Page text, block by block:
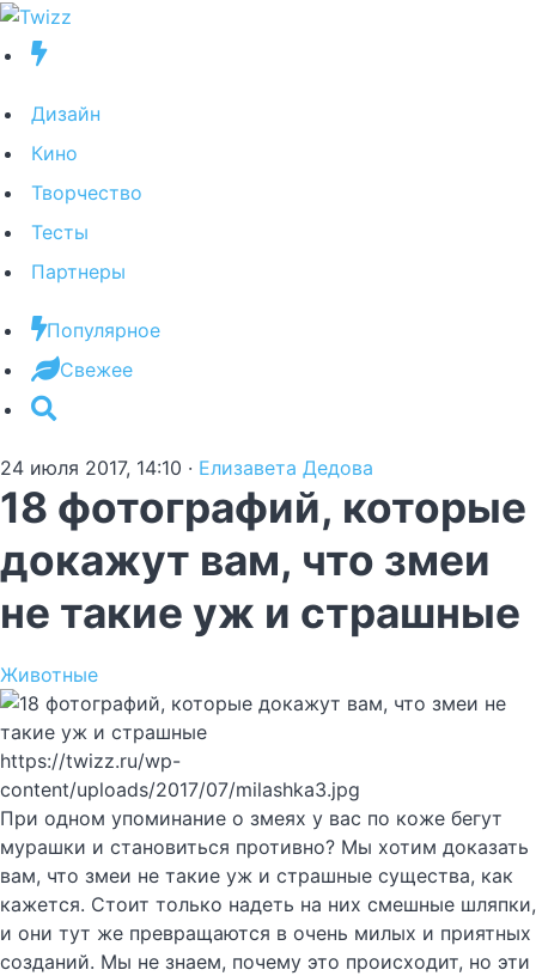
Дизайн
Кино
Творчество
Тесты
Партнеры
Популярное
Свежее
24 июля 2017, 14:10 · Елизавета Дедова
18 фотографий, которые
докажут вам, что змеи
не такие уж и страшные
Животные
https://twizz.ru/wp-
content/uploads/2017/07/milashka3.jpg
При одном упоминание о змеях у вас по коже бегут
мурашки и становиться противно? Мы хотим доказать
вам, что змеи не такие уж и страшные существа, как
кажется. Стоит только надеть на них смешные шляпки,
и они тут же превращаются в очень милых и приятных
созданий. Мы не знаем, почему это происходит, но эти